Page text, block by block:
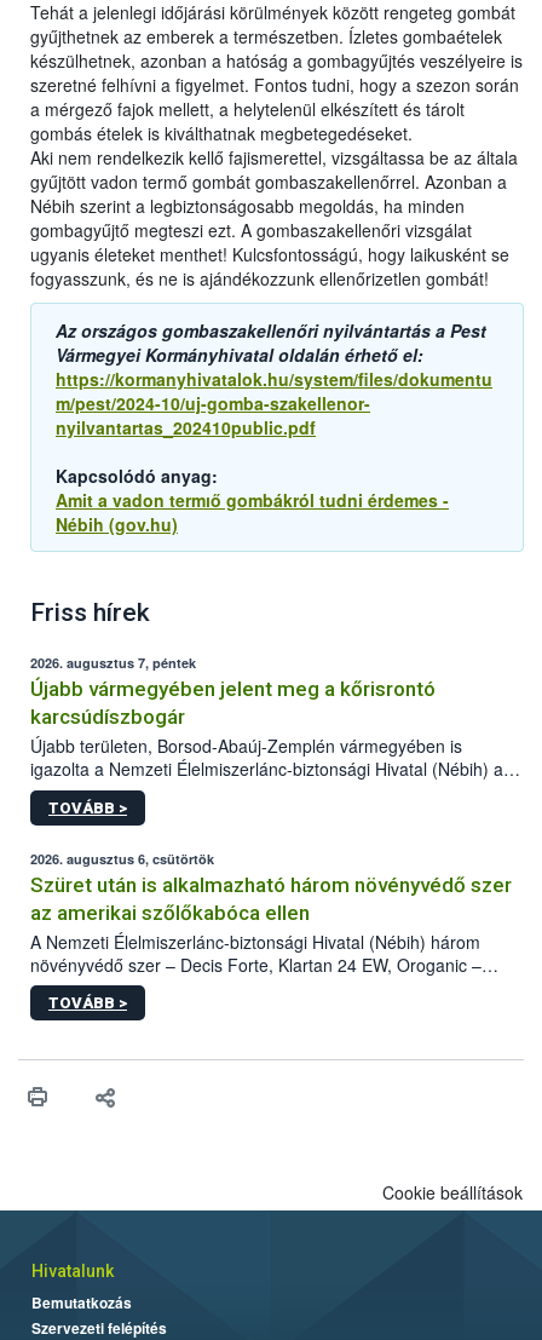
Tehát a jelenlegi időjárási körülmények között rengeteg gombát
gyűjthetnek az emberek a természetben. Ízletes gombaételek
készülhetnek, azonban a hatóság a gombagyűjtés veszélyeire is
szeretné felhívni a figyelmet. Fontos tudni, hogy a szezon során
a mérgező fajok mellett, a helytelenül elkészített és tárolt
gombás ételek is kiválthatnak megbetegedéseket.
Aki nem rendelkezik kellő fajismerettel, vizsgáltassa be az általa
gyűjtött vadon termő gombát gombaszakellenőrrel. Azonban a
Nébih szerint a legbiztonságosabb megoldás, ha minden
gombagyűjtő megteszi ezt. A gombaszakellenőri vizsgálat
ugyanis életeket menthet! Kulcsfontosságú, hogy laikusként se
fogyasszunk, és ne is ajándékozzunk ellenőrizetlen gombát!
Az országos gombaszakellenőri nyilvántartás a Pest
Vármegyei Kormányhivatal oldalán érhető el:
https://kormanyhivatalok.hu/system/files/dokumentu
m/pest/2024-10/uj-gomba-szakellenor-
nyilvantartas_202410public.pdf
Kapcsolódó anyag:
Amit a vadon termıő gombákról tudni érdemes -
Nébih (gov.hu)
Friss hírek
2026. augusztus 7, péntek
Újabb vármegyében jelent meg a kőrisrontó
karcsúdíszbogár
Újabb területen, Borsod-Abaúj-Zemplén vármegyében is
igazolta a Nemzeti Élelmiszerlánc-biztonsági Hivatal (Nébih) a
kőrisrontó karcsúdíszbogár (Agrilus planipennis) jelenlétét. A
kártevőt nem csak színcsapdában találták meg, de már fertőzött
az intenzív felderítést, emellett az intézkedéseket a szlovák
hatósággal is összehangolják a terjedés megállítása érdekében.
TOVÁBB >
2026. augusztus 6, csütörtök
Szüret után is alkalmazható három növényvédő szer
az amerikai szőlőkabóca ellen
A Nemzeti Élelmiszerlánc-biztonsági Hivatal (Nébih) három
növényvédő szer – Decis Forte, Klartan 24 EW, Oroganic –
engedélyokiratát módosította, így azok a szüretet követően,
egészen a vesszőérettség (BBCH 91) stádiumáig
érésű szőlőkben is legyen lehetőség a károsító elleni további
felhasználók számára is elérhető és ökológiai termesztésben is
TOVÁBB >
Cookie beállítások
Hivatalunk
Bemutatkozás
Szervezeti felépítés